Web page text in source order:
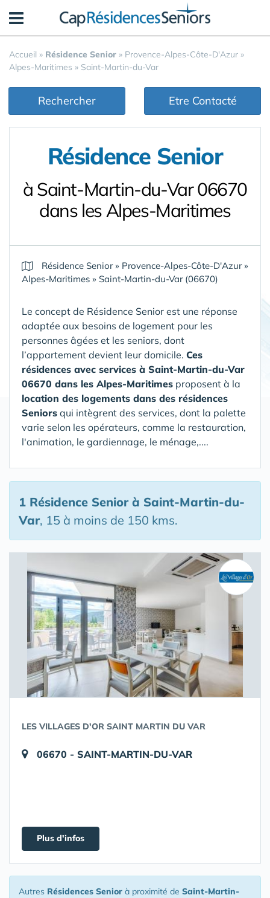
Accueil » Résidence Senior » Provence-Alpes-Côte-D'Azur »
Alpes-Maritimes » Saint-Martin-du-Var
Rechercher Etre Contacté
Résidence Senior
à Saint-Martin-du-Var 06670
dans les Alpes-Maritimes
Résidence Senior» Provence-Alpes-Côte-D'Azur»
Alpes-Maritimes » Saint-Martin-du-Var (06670)
Le concept de Résidence Senior est une réponse
adaptée aux besoins de logement pour les
personnes âgées et les seniors, dont
l’appartement devient leur domicile. Ces
résidences avec services à Saint-Martin-du-Var
06670 dans les Alpes-Maritimes proposent à la
location des logements dans des résidences
Seniors qui intègrent des services, dont la palette
varie selon les opérateurs, comme la restauration,
l'animation, le gardiennage, le ménage,....
1 Résidence Seniorà Saint-Martin-du-
Var, 15 à moins de 150 kms.
LES VILLAGES D'OR SAINT MARTIN DU VAR
06670 - SAINT-MARTIN-DU-VAR
Plus d'infos
Autres Résidences Senior à proximité de Saint-Martin-